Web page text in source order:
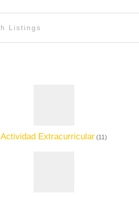
Actividad Extracurricular (11)